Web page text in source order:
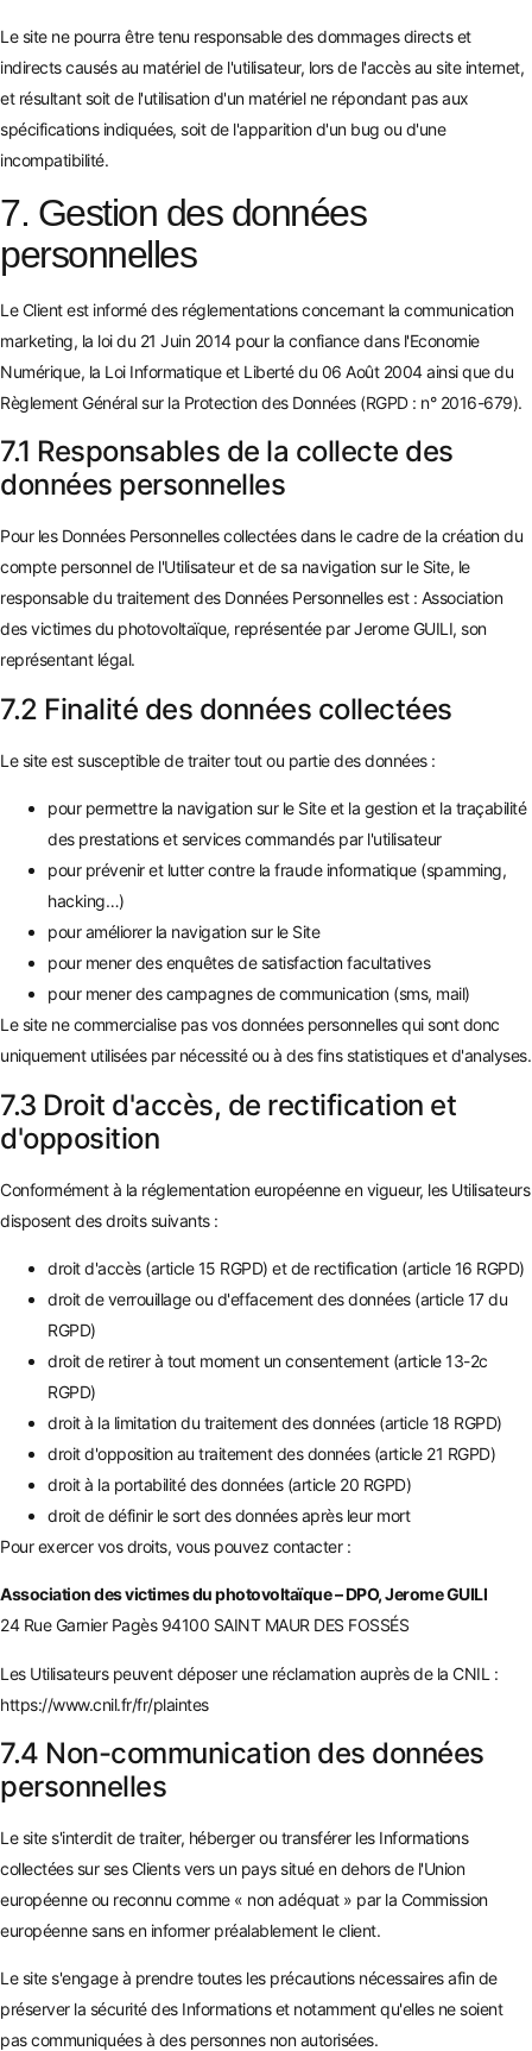
Le site ne pourra être tenu responsable des dommages directs et
indirects causés au matériel de l'utilisateur, lors de l'accès au site internet,
et résultant soit de l'utilisation d'un matériel ne répondant pas aux
spécifications indiquées, soit de l'apparition d'un bug ou d'une
incompatibilité.
7. Gestion des données
personnelles
Le Client est informé des réglementations concernant la communication
marketing, la loi du 21 Juin 2014 pour la confiance dans l'Economie
Numérique, la Loi Informatique et Liberté du 06 Août 2004 ainsi que du
Règlement Général sur la Protection des Données (RGPD : n° 2016-679).
7.1 Responsables de la collecte des
données personnelles
Pour les Données Personnelles collectées dans le cadre de la création du
compte personnel de l'Utilisateur et de sa navigation sur le Site, le
responsable du traitement des Données Personnelles est : Association
des victimes du photovoltaïque, représentée par Jerome GUILI, son
représentant légal.
7.2 Finalité des données collectées
Le site est susceptible de traiter tout ou partie des données :
pour permettre la navigation sur le Site et la gestion et la traçabilité
des prestations et services commandés par l'utilisateur
pour prévenir et lutter contre la fraude informatique (spamming,
hacking…)
pour améliorer la navigation sur le Site
pour mener des enquêtes de satisfaction facultatives
pour mener des campagnes de communication (sms, mail)
Le site ne commercialise pas vos données personnelles qui sont donc
uniquement utilisées par nécessité ou à des fins statistiques et d'analyses.
7.3 Droit d'accès, de rectification et
d'opposition
Conformément à la réglementation européenne en vigueur, les Utilisateurs
disposent des droits suivants :
droit d'accès (article 15 RGPD) et de rectification (article 16 RGPD)
droit de verrouillage ou d'effacement des données (article 17 du
RGPD)
droit de retirer à tout moment un consentement (article 13-2c
RGPD)
droit à la limitation du traitement des données (article 18 RGPD)
droit d'opposition au traitement des données (article 21 RGPD)
droit à la portabilité des données (article 20 RGPD)
droit de définir le sort des données après leur mort
Pour exercer vos droits, vous pouvez contacter :
Association des victimes du photovoltaïque – DPO, Jerome GUILI
24 Rue Garnier Pagès 94100 SAINT MAUR DES FOSSÉS
Les Utilisateurs peuvent déposer une réclamation auprès de la CNIL :
https://www.cnil.fr/fr/plaintes
7.4 Non-communication des données
personnelles
Le site s'interdit de traiter, héberger ou transférer les Informations
collectées sur ses Clients vers un pays situé en dehors de l'Union
européenne ou reconnu comme « non adéquat » par la Commission
européenne sans en informer préalablement le client.
Le site s'engage à prendre toutes les précautions nécessaires afin de
préserver la sécurité des Informations et notamment qu'elles ne soient
pas communiquées à des personnes non autorisées.